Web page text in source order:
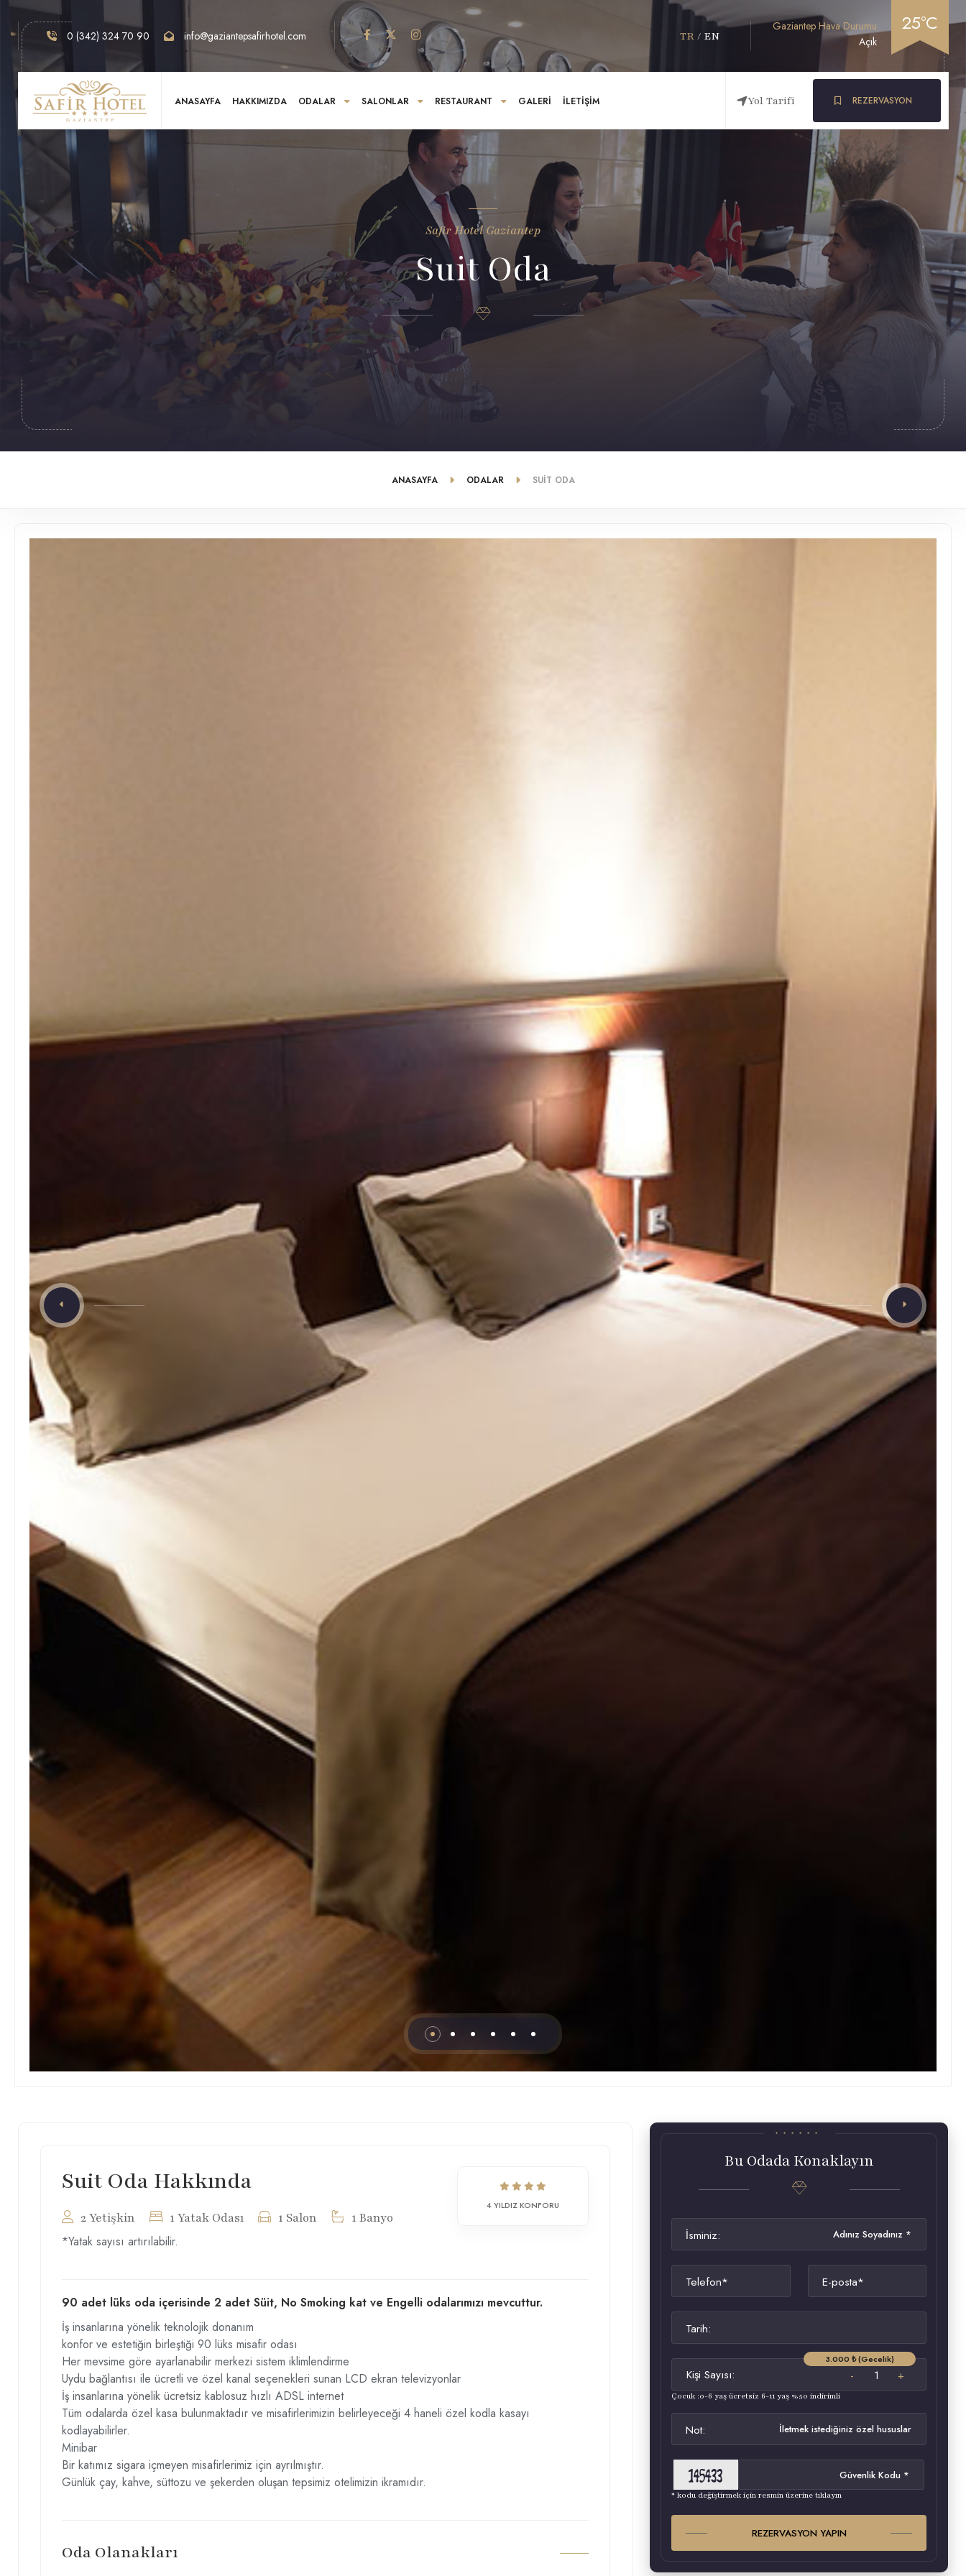
0 (342) 324 70 90 info@gaziantepsafirhotel.com
25°C
Gaziantep Hava Durumu
Açık
TR / EN
ANASAYFA HAKKIMIZDA ODALAR SALONLAR RESTAURANT GALERI İLETIŞIM REZERVASYON
Yol Tarifi
Safir Hotel Gaziantep
Suit Oda
ANASAYFA ODALAR SUIT ODA
Suit Oda Hakkında
4 YILDIZ KONFORU
2 Yetişkin 1 Yatak Odası 1 Salon 1 Banyo
*Yatak sayısı artırılabilir.
90 adet lüks oda içerisinde 2 adet Süit, No Smoking kat ve Engelli odalarımızı mevcuttur.
İş insanlarına yönelik teknolojik donanım
konfor ve estetiğin birleştiği 90 lüks misafir odası
Her mevsime göre ayarlanabilir merkezi sistem iklimlendirme
Uydu bağlantısı ile ücretli ve özel kanal seçenekleri sunan LCD ekran televizyonlar
İş insanlarına yönelik ücretsiz kablosuz hızlı ADSL internet
Tüm odalarda özel kasa bulunmaktadır ve misafirlerimizin belirleyeceği 4 haneli özel kodla kasayı
kodlayabilirler.
Minibar
Bir katımız sigara içmeyen misafirlerimiz için ayrılmıştır.
Günlük çay, kahve, süttozu ve şekerden oluşan tepsimiz otelimizin ikramıdır.
Oda Olanakları
Bu Odada Konaklayın
İsminiz:
Telefon* E-posta*
Tarih:
3.000 ₺ (Gecelik)
Kişi Sayısı:
Çocuk :0-6 yaş ücretsiz 6-11 yaş %50 indirimli
Not:
* kodu değiştirmek için resmin üzerine tıklayın
REZERVASYON YAPIN